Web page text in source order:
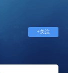
+关注